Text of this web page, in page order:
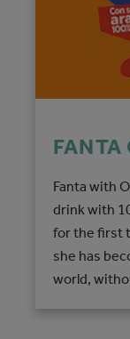
Fanta with
drink with
for the first
she has
world,